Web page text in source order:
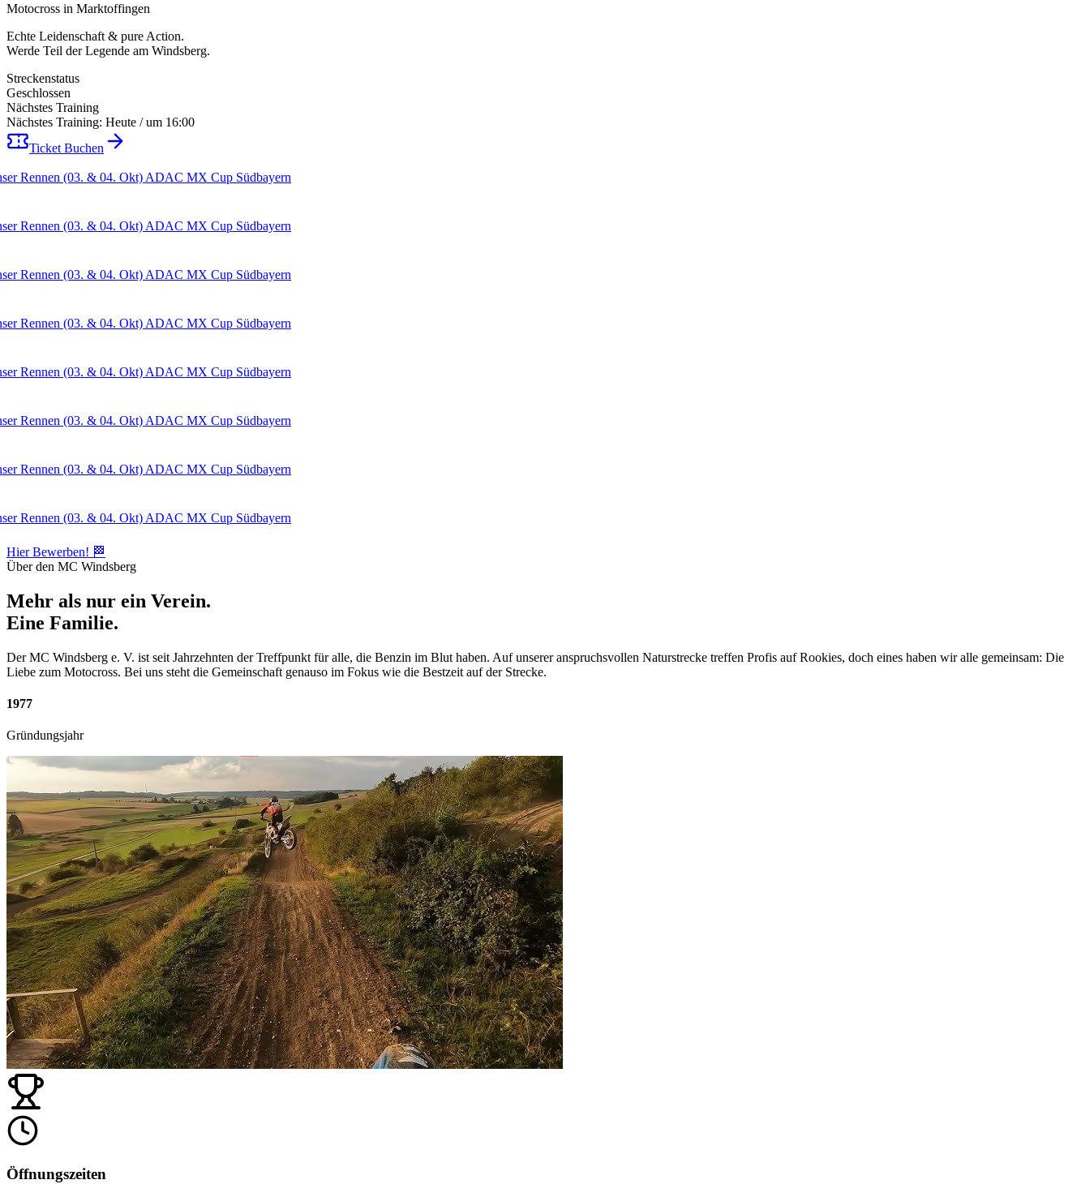
Motocross in Marktoffingen
Echte Leidenschaft & pure Action.
Werde Teil der Legende am Windsberg.
Streckenstatus
Geschlossen
Nächstes Training
Nächstes Training: Heute / um 16:00
Ticket Buchen
(03. & 04. Okt) ADAC MX Cup Südbayern
(03. & 04. Okt) ADAC MX Cup Südbayern
(03. & 04. Okt) ADAC MX Cup Südbayern
(03. & 04. Okt) ADAC MX Cup Südbayern
(03. & 04. Okt) ADAC MX Cup Südbayern
(03. & 04. Okt) ADAC MX Cup Südbayern
(03. & 04. Okt) ADAC MX Cup Südbayern
(03. & 04. Okt) ADAC MX Cup Südbayern
Hier Bewerben! 🏁
Über den MC Windsberg
Mehr als nur ein Verein.
Eine Familie.
Der MC Windsberg e. V. ist seit Jahrzehnten der Treffpunkt für alle, die Benzin im Blut haben. Auf unserer anspruchsvollen Naturstrecke treffen Profis auf Rookies, doch eines haben wir alle gemeinsam: Die
Liebe zum Motocross. Bei uns steht die Gemeinschaft genauso im Fokus wie die Bestzeit auf der Strecke.
1977
Gründungsjahr
Öffnungszeiten